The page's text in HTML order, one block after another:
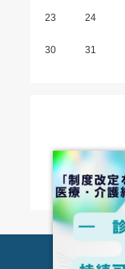
23 24
30 31